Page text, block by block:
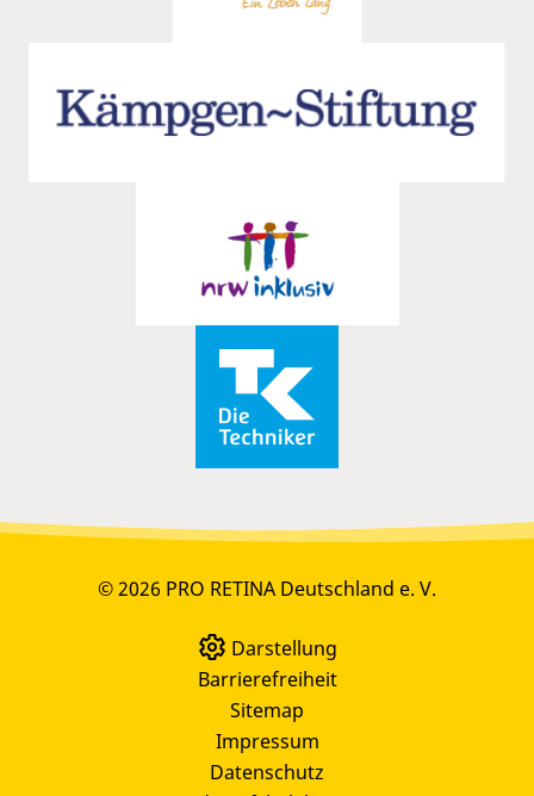
© 2026 PRO RETINA Deutschland e. V.
Darstellung
Barrierefreiheit
Sitemap
Impressum
Datenschutz